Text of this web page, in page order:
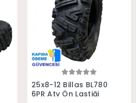
Sepete Ekle
25x8-12 Billas BL780
6PR Atv Ön Lastiği